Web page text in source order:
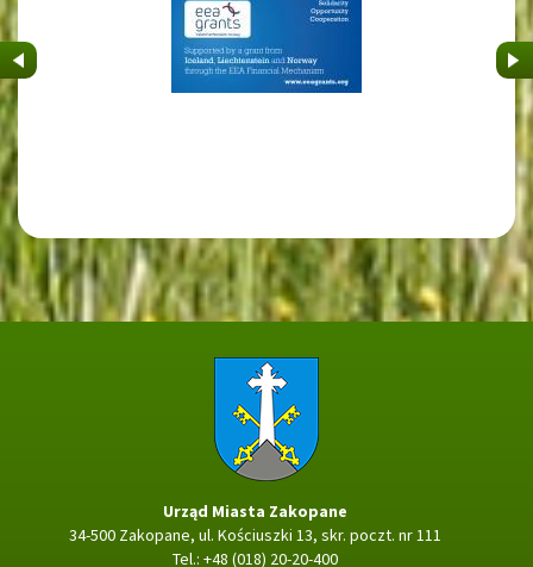
&nbsp
Strona główna
Urząd Miasta Zakopane
34-500 Zakopane, ul. Kościuszki 13, skr. poczt. nr 111
Tel.: +48 (018) 20-20-400